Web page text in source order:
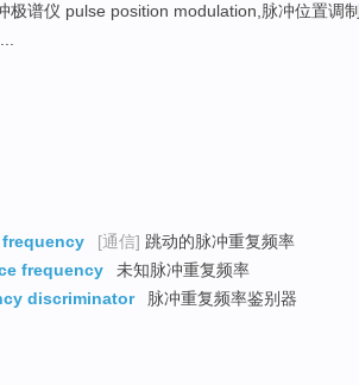
极谱仪 pulse position modulation,脉冲位置调制
[通信] 跳动的脉冲重复频率
frequency
未知脉冲重复频率
discriminator
脉冲重复频率鉴别器